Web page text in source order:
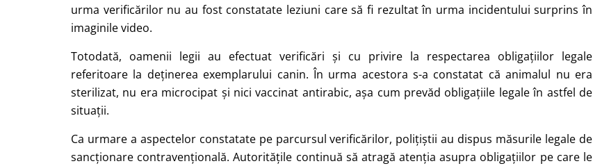
urma verificărilor nu au fost constatate leziuni care să fi rezultat în urma incidentului surprins în
imaginile video.
Totodată, oamenii legii au efectuat verificări și cu privire la respectarea obligațiilor legale
referitoare la deținerea exemplarului canin. În urma acestora s-a constatat că animalul nu era
sterilizat, nu era microcipat și nici vaccinat antirabic, așa cum prevăd obligațiile legale în astfel de
situații.
Ca urmare a aspectelor constatate pe parcursul verificărilor, polițiștii au dispus măsurile legale de
sancționare contravențională. Autoritățile continuă să atragă atenția asupra obligațiilor pe care le